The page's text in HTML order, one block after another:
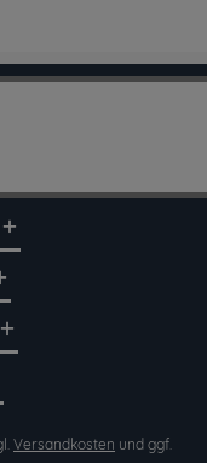
Versandkosten und ggf.